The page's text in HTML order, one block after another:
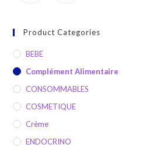
Product Categories
BEBE
Complément Alimentaire
CONSOMMABLES
COSMETIQUE
Crème
ENDOCRINO